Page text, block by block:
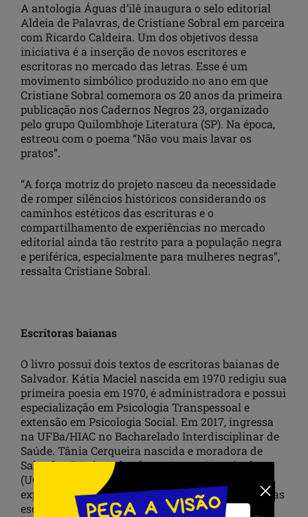
A antologia Águas d’ilê inaugura o selo editorial
Aldeia de Palavras, de Cristiane Sobral em parceira
com Ricardo Caldeira. Um dos objetivos dessa
iniciativa é a inserção de novos escritores e
escritoras no mercado das letras. Esse é um
movimento simbólico produzido no ano em que
Cristiane Sobral comemora os 20 anos da primeira
publicação nos Cadernos Negros 23, organizado
pelo grupo Quilombhoje Literatura (SP). Na época,
estreou com o poema “Não vou mais lavar os
pratos”.
“A força motriz do projeto nasceu da necessidade
de romper silêncios históricos considerando os
caminhos estéticos das escrituras e o
compartilhamento de experiências no mercado
editorial ainda tão restrito para a população negra
e periférica, especialmente para mulheres negras”,
ressalta Cristiane Sobral.
Escritoras baianas
O livro possui dois textos de escritoras baianas de
Salvador. Kátia Maciel nascida em 1970 redigiu sua
primeira poesia em 1970, é administradora e possui
especialização em Psicologia Transpessoal e
extensão em Psicologia Social. Em 2017, ingressa
na UFBa/HIAC no Bacharelado Interdisciplinar de
Saúde. Tânia Cerqueira nascida e moradora de
Salvador/BA, é graduada em Letras Vernáculas
(UCSAL), Mestre em Letras (UNEB), tem vasta
experiência na área de educação, pesquisadora das
escritas de mulheres negras.